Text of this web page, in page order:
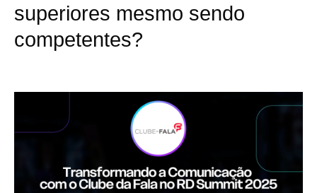
superiores mesmo sendo
competentes?